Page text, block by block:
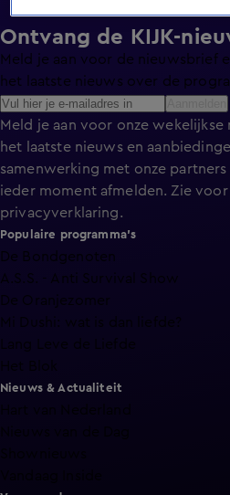
Ontvang de KIJK-
Meld je aan voor de nieuwsbrief
het laatste nieuws over de
Meld je aan voor onze
het laatste nieuws en
samenwerking met onze
ieder moment afmelden. Zie
privacyverklaring.
Populaire programma's
De Bondgenoten
A.S.S. - Anti Survival Show
De Oranjezomer
Mi Dushi: wat is dan liefde?
Lang Leve de Liefde
Nieuws & Actualiteit